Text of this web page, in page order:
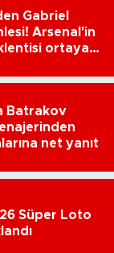
Gabriel
Arsenal'in
ortaya
Batrakov
net yanıt
Süper Loto